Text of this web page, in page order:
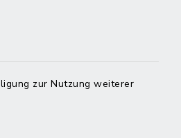
zur Nutzung weiterer